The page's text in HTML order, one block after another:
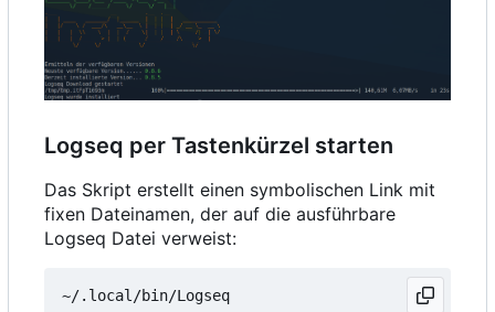
Logseq per Tastenkürzel starten
Das Skript erstellt einen symbolischen Link mit
fixen Dateinamen, der auf die ausführbare
Logseq Datei verweist: